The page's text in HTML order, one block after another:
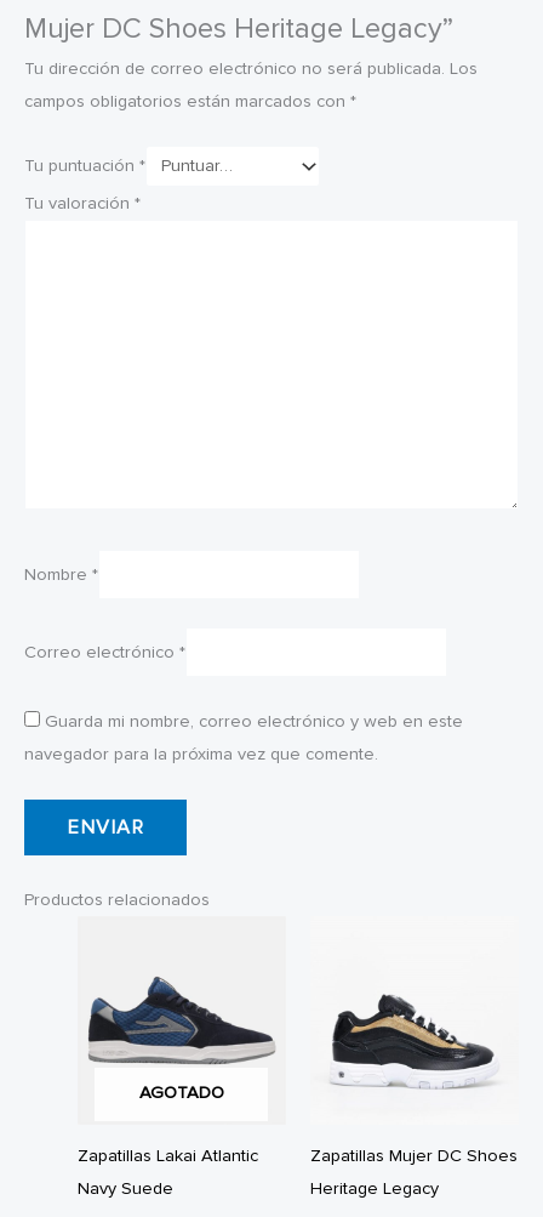
Mujer DC Shoes Heritage Legacy”
Tu dirección de correo electrónico no será publicada. Los
campos obligatorios están marcados con *
Tu puntuación *
Tu valoración *
Nombre *
Correo electrónico *
Guarda mi nombre, correo electrónico y web en este
navegador para la próxima vez que comente.
Productos relacionados
AGOTADO
Zapatillas Lakai Atlantic
Navy Suede
Zapatillas Mujer DC Shoes
Heritage Legacy